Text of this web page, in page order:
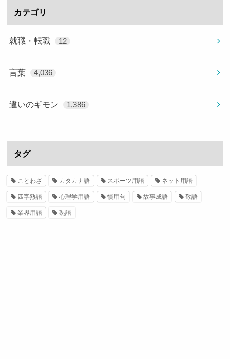
カテゴリ
就職・転職 12
言葉 4,036
違いのギモン 1,386
タグ
ことわざ カタカナ語 スポーツ用語 ネット用語
四字熟語 心理学用語 慣用句 故事成語 敬語
業界用語 熟語